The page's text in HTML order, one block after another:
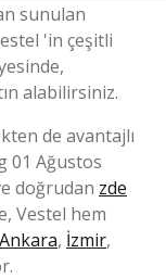
sunulan
'in çeşitli
alabilirsiniz.
de avantajlı
01 Ağustos
doğrudan zde
Vestel hem
Ankara, İzmir,